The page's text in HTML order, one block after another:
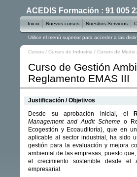
Cursos / Cursos de Industria / Cursos de Medio
Curso de Gestión
Reglamento EMAS III
Justificación / Objetivos
Desde su aprobación inicial, el
Management and Audit Scheme o
Ecogestión y Ecoauditoría), que en
aplicable al sector industrial, ha sido
gestión para la evaluación y mejora
ambiental de las empresas, puesto
el crecimiento sostenible desde el
empresarial.
ACEDIS Formación : 91 005
Inicio Nuevos cursos Nuestros Servicios
Utilice el menú superior para acceder a las